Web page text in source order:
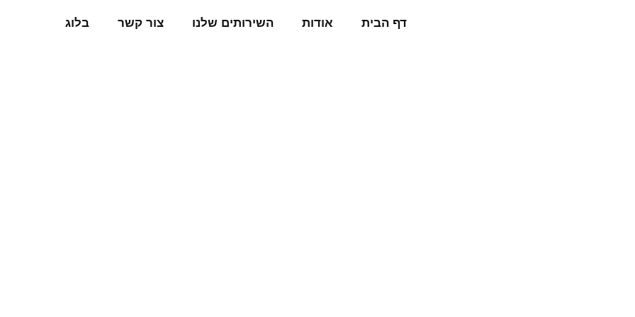
דף הבית אודות השירותים שלנו צור קשר בלוג